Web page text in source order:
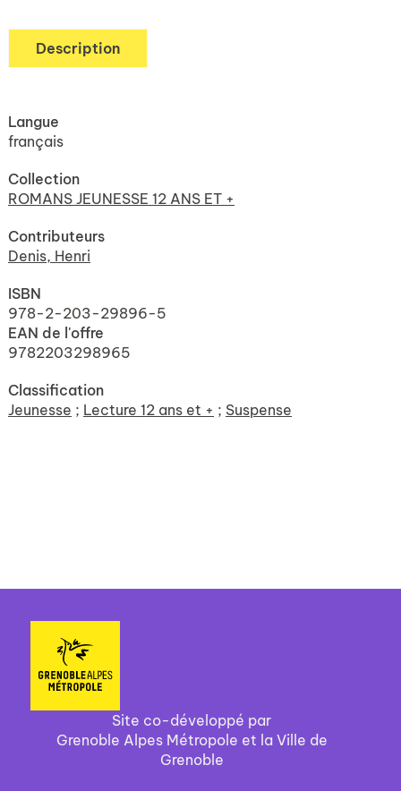
Description
Langue
français
Collection
ROMANS JEUNESSE 12 ANS ET +
Contributeurs
Denis, Henri
ISBN
978-2-203-29896-5
EAN de l'offre
9782203298965
Classification
Jeunesse ; Lecture 12 ans et + ; Suspense
Site co-développé par
Grenoble Alpes Métropole et la Ville de
Grenoble